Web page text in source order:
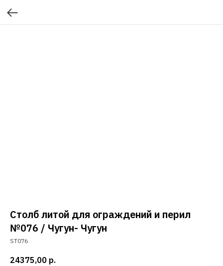
Столб литой для ограждений и перил
№076 / Чугун- Чугун
ST076
24375,00 р.